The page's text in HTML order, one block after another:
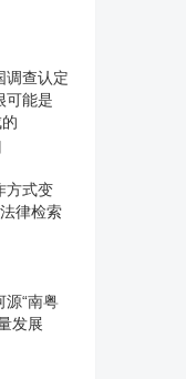
调查认定
可能是
方式变
律检索
源“南粤
发展